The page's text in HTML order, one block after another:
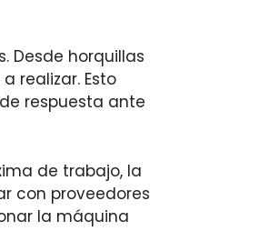
Desde horquillas
realizar. Esto
respuesta ante
de trabajo, la
con proveedores
la máquina